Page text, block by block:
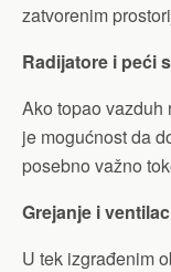
zatvorenim
Radijatore i peći
Ako topao vazduh
je mogućnost da
posebno važno
Grejanje i
U tek izgrađenim